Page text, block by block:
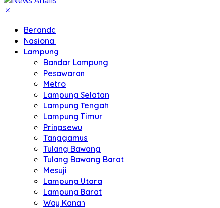
Beranda
Nasional
Lampung
Bandar Lampung
Pesawaran
Metro
Lampung Selatan
Lampung Tengah
Lampung Timur
Pringsewu
Tanggamus
Tulang Bawang
Tulang Bawang Barat
Mesuji
Lampung Utara
Lampung Barat
Way Kanan